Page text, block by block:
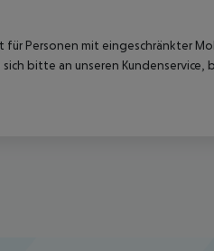
für Personen mit eingeschränkter
bitte an unseren Kundenservice,